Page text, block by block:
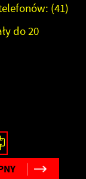
(41)
do 20